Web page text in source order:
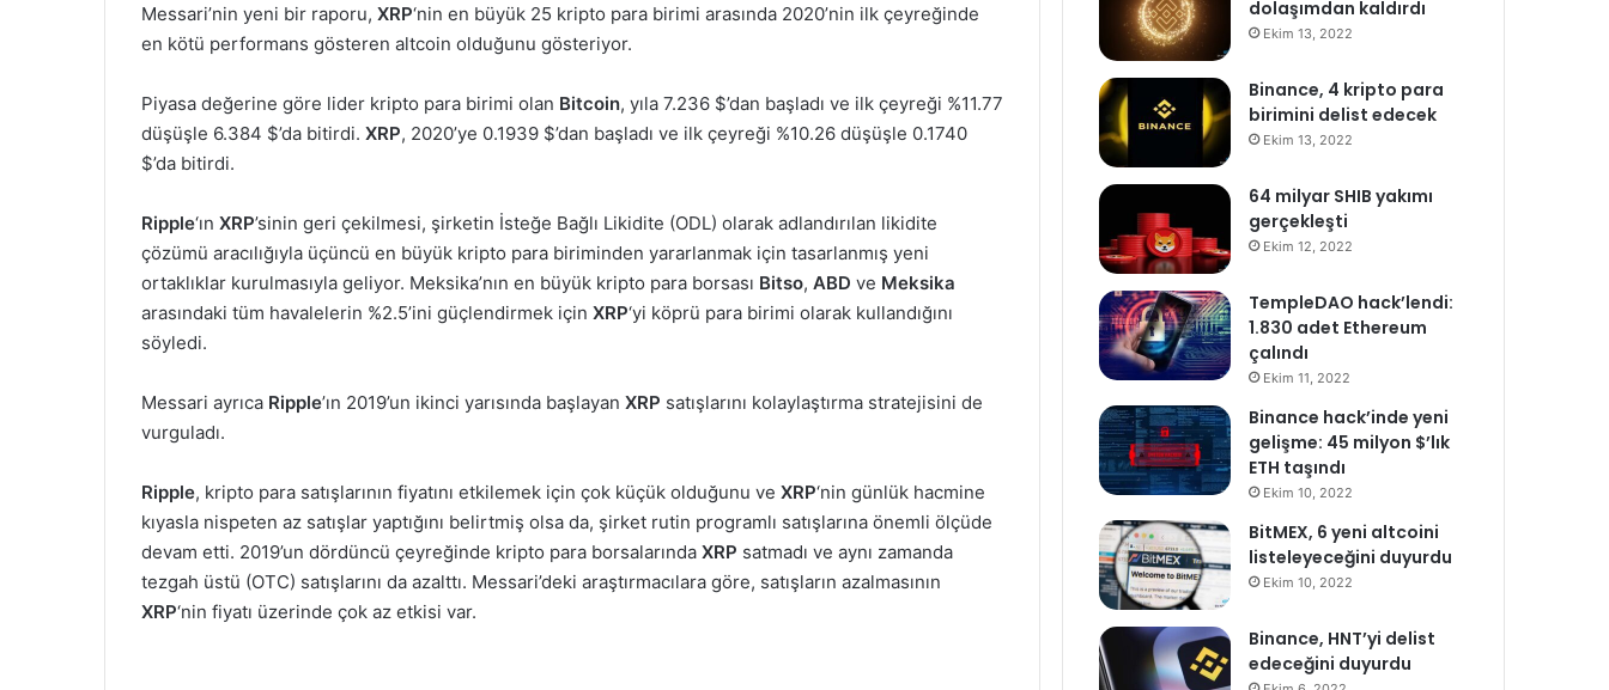
Messari’nin yeni bir raporu, XRP‘nin en büyük 25 kripto para birimi arasında 2020’nin ilk çeyreğinde
en kötü performans gösteren altcoin olduğunu gösteriyor.
Piyasa değerine göre lider kripto para birimi olan Bitcoin, yıla 7.236 $’dan başladı ve ilk çeyreği %11.77
düşüşle 6.384 $’da bitirdi. XRP, 2020’ye 0.1939 $’dan başladı ve ilk çeyreği %10.26 düşüşle 0.1740
$’da bitirdi.
Ripple‘ın XRP’sinin geri çekilmesi, şirketin İsteğe Bağlı Likidite (ODL) olarak adlandırılan likidite
çözümü aracılığıyla üçüncü en büyük kripto para biriminden yararlanmak için tasarlanmış yeni
ortaklıklar kurulmasıyla geliyor. Meksika’nın en büyük kripto para borsası Bitso, ABD ve Meksika
arasındaki tüm havalelerin %2.5’ini güçlendirmek için XRP‘yi köprü para birimi olarak kullandığını
söyledi.
Messari ayrıca Ripple’ın 2019’un ikinci yarısında başlayan XRP satışlarını kolaylaştırma stratejisini de
vurguladı.
Ripple, kripto para satışlarının fiyatını etkilemek için çok küçük olduğunu ve XRP‘nin günlük hacmine
kıyasla nispeten az satışlar yaptığını belirtmiş olsa da, şirket rutin programlı satışlarına önemli ölçüde
devam etti. 2019’un dördüncü çeyreğinde kripto para borsalarında XRP satmadı ve aynı zamanda
tezgah üstü (OTC) satışlarını da azalttı. Messari’deki araştırmacılara göre, satışların azalmasının
XRP‘nin fiyatı üzerinde çok az etkisi var.
dolaşımdan kaldırdı
Ekim 13, 2022
Binance, 4 kripto para
birimini delist edecek
Ekim 13, 2022
64 milyar SHIB yakımı
gerçekleşti
Ekim 12, 2022
TempleDAO hack’lendi:
1.830 adet Ethereum
çalındı
Ekim 11, 2022
Binance hack’inde yeni
gelişme: 45 milyon $’lık
ETH taşındı
Ekim 10, 2022
BitMEX, 6 yeni altcoini
listeleyeceğini duyurdu
Ekim 10, 2022
Binance, HNT’yi delist
edeceğini duyurdu